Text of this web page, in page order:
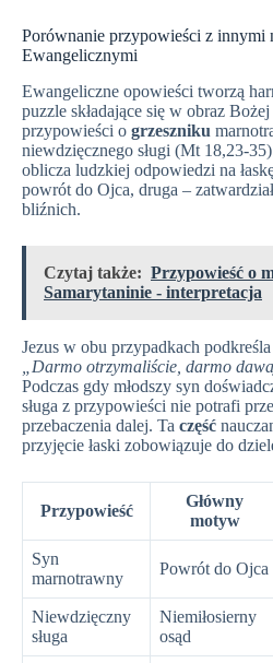
Porównanie przypowieści z innymi
Ewangelicznymi
Ewangeliczne opowieści tworzą
puzzle składające się w obraz
przypowieści o grzeszniku
niewdzięcznego sługi (Mt 18,23-
oblicza ludzkiej odpowiedzi na
powrót do Ojca, druga –
bliźnich.
Czytaj także: Przypowieść o
Samarytaninie - interpretacja
Jezus w obu przypadkach
„Darmo otrzymaliście, darmo
Podczas gdy młodszy syn
sługa z przypowieści nie potrafi
przebaczenia dalej. Ta część
przyjęcie łaski zobowiązuje do
Przypowieść
Główny
motyw
Syn
marnotrawny
Powrót do Ojca
Niewdzięczny
sługa
Niemiłosierny
osąd